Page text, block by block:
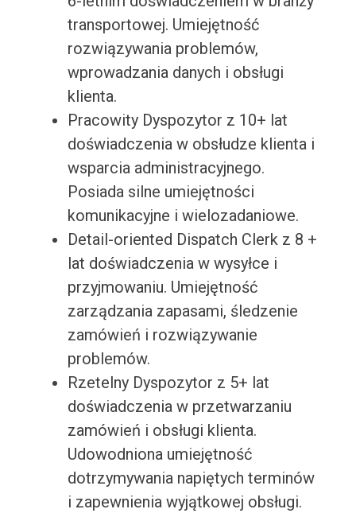
transportowej. Umiejętność
rozwiązywania problemów,
wprowadzania danych i obsługi
klienta.
Pracowity Dyspozytor z 10+ lat
doświadczenia w obsłudze klienta i
wsparcia administracyjnego.
Posiada silne umiejętności
komunikacyjne i wielozadaniowe.
Detail-oriented Dispatch Clerk z 8 +
lat doświadczenia w wysyłce i
przyjmowaniu. Umiejętność
zarządzania zapasami, śledzenie
zamówień i rozwiązywanie
problemów.
Rzetelny Dyspozytor z 5+ lat
doświadczenia w przetwarzaniu
zamówień i obsługi klienta.
Udowodniona umiejętność
dotrzymywania napiętych terminów
i zapewnienia wyjątkowej obsługi.